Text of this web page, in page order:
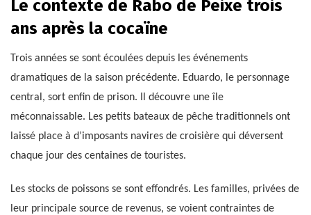
Le contexte de Rabo de Peixe trois
ans après la cocaïne
Trois années se sont écoulées depuis les événements
dramatiques de la saison précédente. Eduardo, le personnage
central, sort enfin de prison. Il découvre une île
méconnaissable. Les petits bateaux de pêche traditionnels ont
laissé place à d’imposants navires de croisière qui déversent
chaque jour des centaines de touristes.
Les stocks de poissons se sont effondrés. Les familles, privées de
leur principale source de revenus, se voient contraintes de